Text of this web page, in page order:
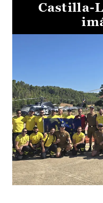
Castilla-